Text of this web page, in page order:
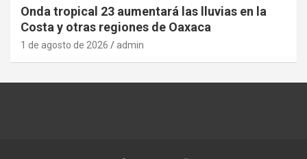
Onda tropical 23 aumentará las lluvias en la
Costa y otras regiones de Oaxaca
1 de agosto de 2026 admin